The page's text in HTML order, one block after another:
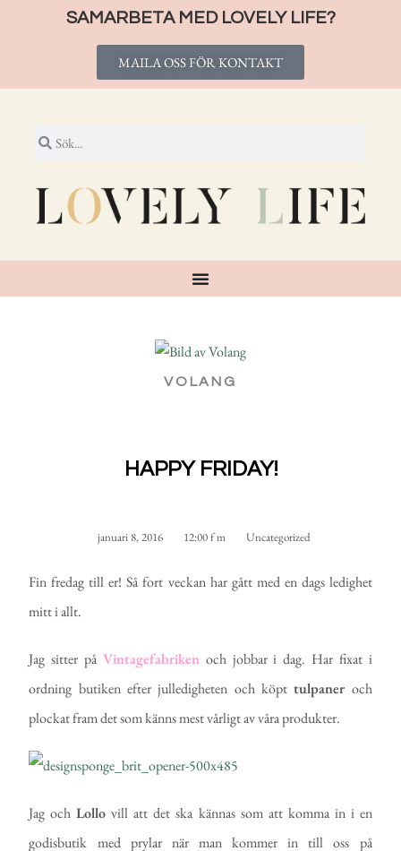
SAMARBETA MED LOVELY LIFE?
MAILA OSS FÖR KONTAKT
VOLANG
HAPPY FRIDAY!
januari 8, 2016 12:00 f m Uncategorized
Fin fredag till er! Så fort veckan har gått med en dags ledighet
mitt i allt.
Jag sitter på Vintagefabriken och jobbar i dag. Har fixat i
ordning butiken efter julledigheten och köpttulpaner och
plockat fram det som känns mest vårligt av våra produkter.
Jag ochLollo vill att det ska kännas som att komma in i en
godisbutik med prylar när man kommer in till oss på